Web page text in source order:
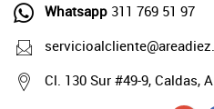
Whatsapp 311 769 51 97
Cl. 130 Sur #49-9, Caldas,